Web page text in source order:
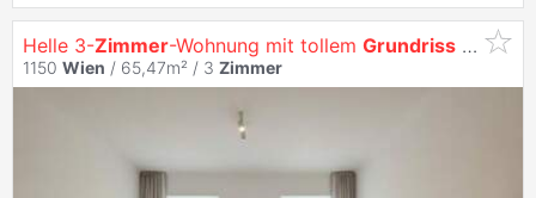
Helle 3-Zimmer-Wohnung mit tollem Grundriss
1150 Wien / 65,47m² / 3 Zimmer